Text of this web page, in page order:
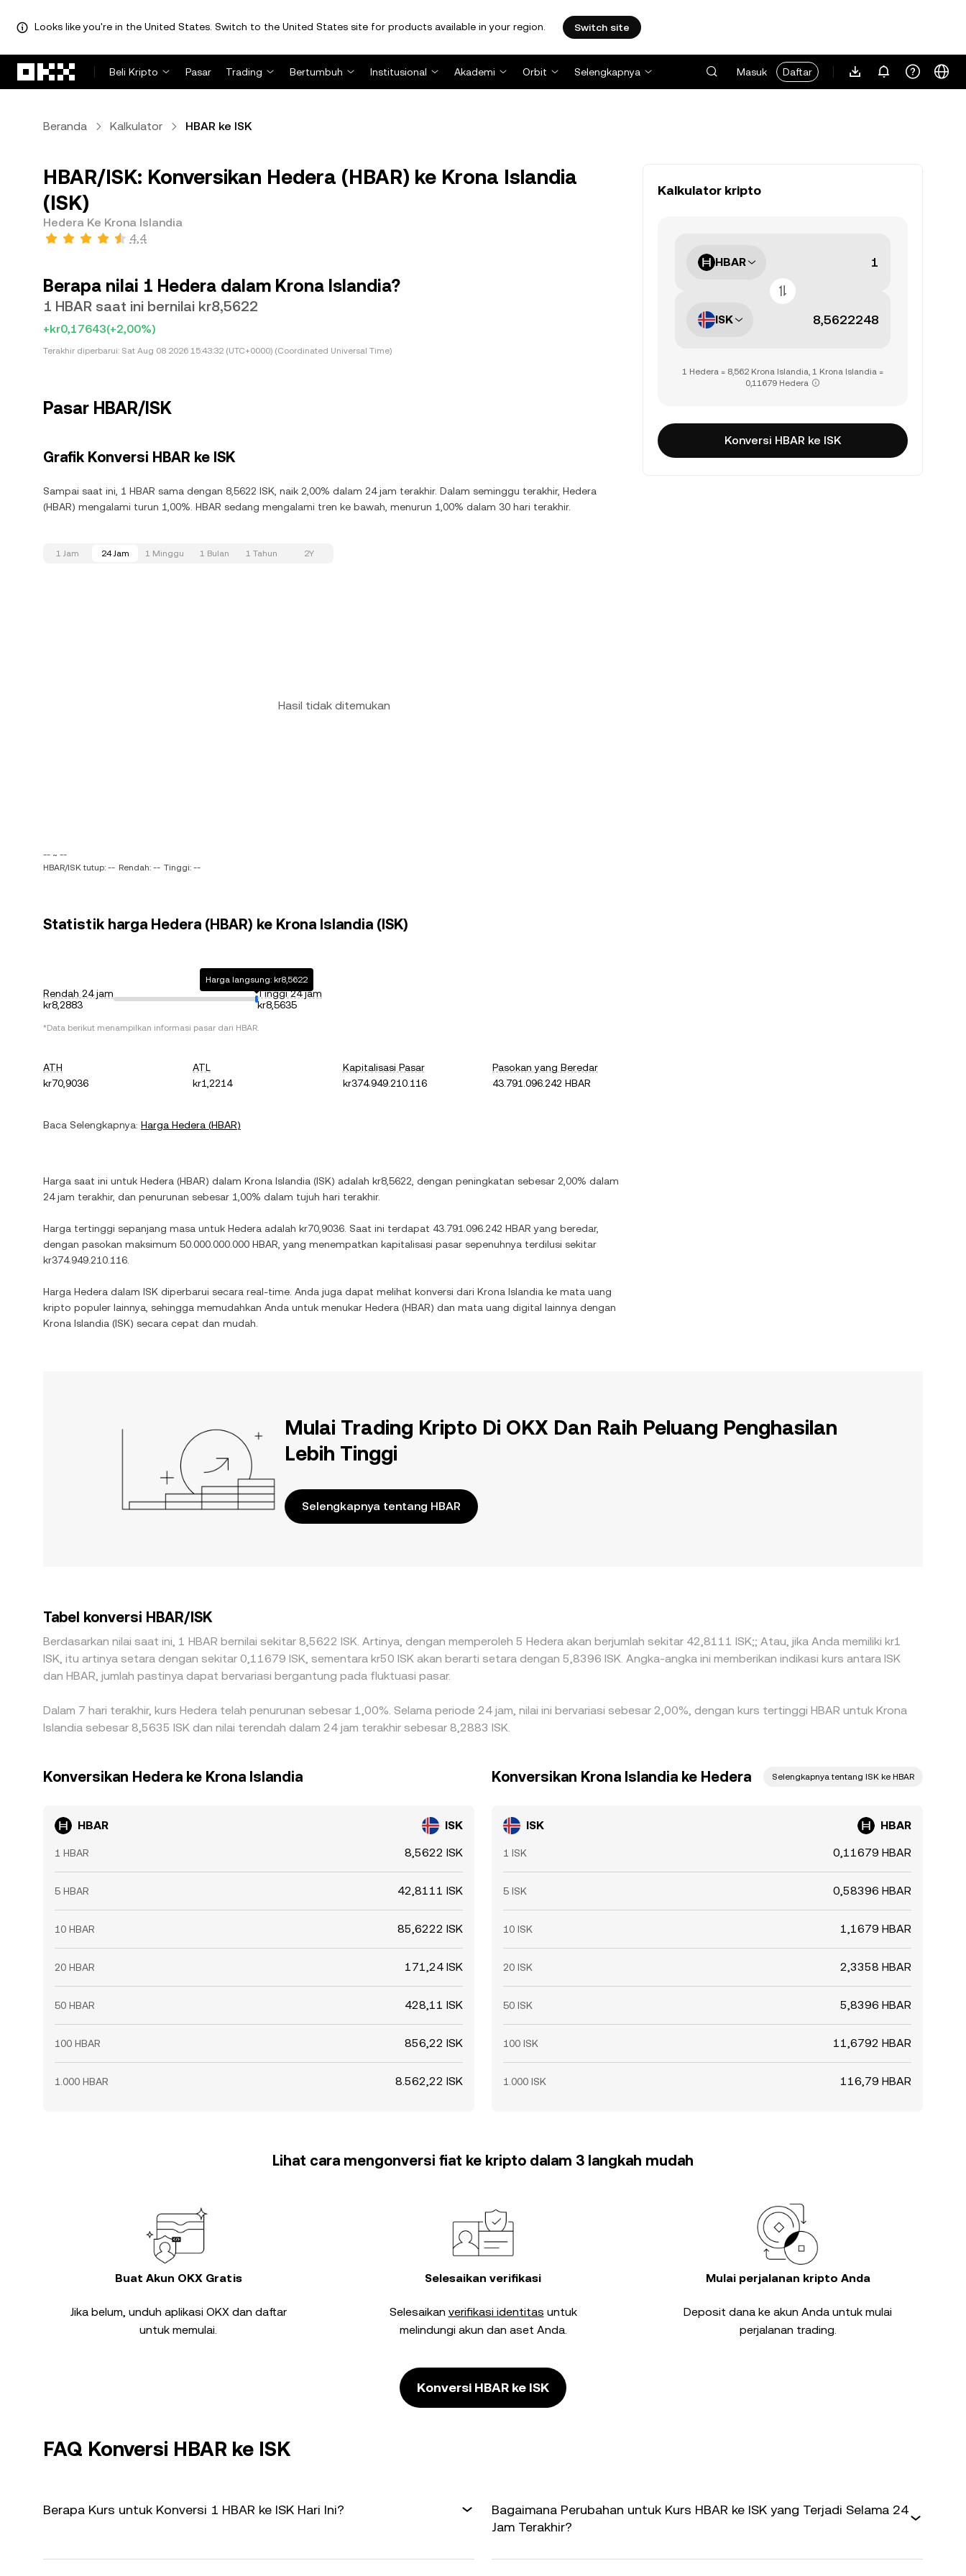
Looks like you're in the United States. Switch to the United States site for products available in your region. Switch site
Beli Kripto
Pasar Trading Bertumbuh Institusional Akademi Orbit Selengkapnya Masuk Daftar
Beranda Kalkulator HBAR ke ISK
HBAR/ISK: Konversikan Hedera (HBAR) ke Krona Islandia
(ISK)
Hedera Ke Krona Islandia
4,4
Berapa nilai 1 Hedera dalam Krona Islandia?
1 HBAR saat ini bernilai kr8,5622
+kr0,17643(+2,00%)
Terakhir diperbarui: Sat Aug 08 2026 15:43:32 (UTC+0000) (Coordinated Universal Time)
Pasar HBAR/ISK
Grafik Konversi HBAR ke ISK
Sampai saat ini, 1 HBAR sama dengan 8,5622 ISK, naik 2,00% dalam 24 jam terakhir. Dalam seminggu terakhir, Hedera
(HBAR) mengalami turun 1,00%. HBAR sedang mengalami tren ke bawah, menurun 1,00% dalam 30 hari terakhir.
1 Jam 24 Jam 1 Minggu 1 Bulan 1 Tahun 2Y
Hasil tidak ditemukan
-- ~ --
HBAR/ISK tutup: -- Rendah: -- Tinggi: --
Statistik harga Hedera (HBAR) ke Krona Islandia (ISK)
Rendah 24 jam
kr8,2883
Harga langsung: kr8,5622
Tinggi 24 jam
kr8,5635
*Data berikut menampilkan informasi pasar dari HBAR.
ATH
kr70,9036
ATL
kr1,2214
Kapitalisasi Pasar
kr374.949.210.116
Pasokan yang Beredar
43.791.096.242 HBAR
Baca Selengkapnya: Harga Hedera (HBAR)
Harga saat ini untuk Hedera (HBAR) dalam Krona Islandia (ISK) adalah kr8,5622 , dengan peningkatan sebesar 2,00% dalam
24 jam terakhir, dan penurunan sebesar 1,00% dalam tujuh hari terakhir.
Harga tertinggi sepanjang masa untuk Hedera adalah kr70,9036 . Saat ini terdapat 43.791.096.242 HBAR yang beredar,
dengan pasokan maksimum 50.000.000.000 HBAR , yang menempatkan kapitalisasi pasar sepenuhnya terdilusi sekitar
kr374.949.210.116
Harga Hedera dalam ISK diperbarui secara real-time. Anda juga dapat melihat konversi dari Krona Islandia ke mata uang
kripto populer lainnya, sehingga memudahkan Anda untuk menukar Hedera (HBAR) dan mata uang digital lainnya dengan
Krona Islandia (ISK) secara cepat dan mudah.
Kalkulator kripto
HBAR
ISK
1 Hedera = 8,562 Krona Islandia, 1 Krona Islandia =
0,11679 Hedera
Konversi HBAR ke ISK
Mulai Trading Kripto Di OKX Dan Raih Peluang Penghasilan
Lebih Tinggi
Selengkapnya tentang HBAR
Tabel konversi HBAR/ISK
Berdasarkan nilai saat ini, 1 HBAR bernilai sekitar 8,5622 ISK. Artinya, dengan memperoleh 5 Hedera akan berjumlah sekitar 42,8111 ISK;; Atau, jika Anda memiliki kr1
ISK, itu artinya setara dengan sekitar 0,11679 ISK, sementara kr50 ISK akan berarti setara dengan 5,8396 ISK. Angka-angka ini memberikan indikasi kurs antara ISK
dan HBAR, jumlah pastinya dapat bervariasi bergantung pada fluktuasi pasar.
Dalam 7 hari terakhir, kurs Hedera telah penurunan sebesar 1,00%. Selama periode 24 jam, nilai ini bervariasi sebesar 2,00%, dengan kurs tertinggi HBAR untuk Krona
Islandia sebesar 8,5635 ISK dan nilai terendah dalam 24 jam terakhir sebesar 8,2883 ISK.
Konversikan Hedera ke Krona Islandia
HBAR ISK
1 HBAR 8,5622 ISK
5 HBAR 42,8111 ISK
10 HBAR 85,6222 ISK
20 HBAR 171,24 ISK
50 HBAR 428,11 ISK
100 HBAR 856,22 ISK
1.000 HBAR 8.562,22 ISK
Konversikan Krona Islandia ke Hedera Selengkapnya tentang ISK ke HBAR
ISK HBAR
1 ISK 0,11679 HBAR
5 ISK 0,58396 HBAR
10 ISK 1,1679 HBAR
20 ISK 2,3358 HBAR
50 ISK 5,8396 HBAR
100 ISK 11,6792 HBAR
1.000 ISK 116,79 HBAR
Lihat cara mengonversi fiat ke kripto dalam 3 langkah mudah
Buat Akun OKX Gratis
Jika belum, unduh aplikasi OKX dan daftar
untuk memulai.
Selesaikan verifikasi
Selesaikan verifikasi identitas untuk
melindungi akun dan aset Anda.
Mulai perjalanan kripto Anda
Deposit dana ke akun Anda untuk mulai
perjalanan trading.
Konversi HBAR ke ISK
FAQ Konversi HBAR ke ISK
Berapa Kurs untuk Konversi 1 HBAR ke ISK Hari Ini?
Bagaimana Perubahan untuk Kurs HBAR ke ISK yang Terjadi Selama 24
Jam Terakhir?